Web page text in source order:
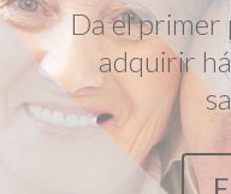
Da el primer
adquirir